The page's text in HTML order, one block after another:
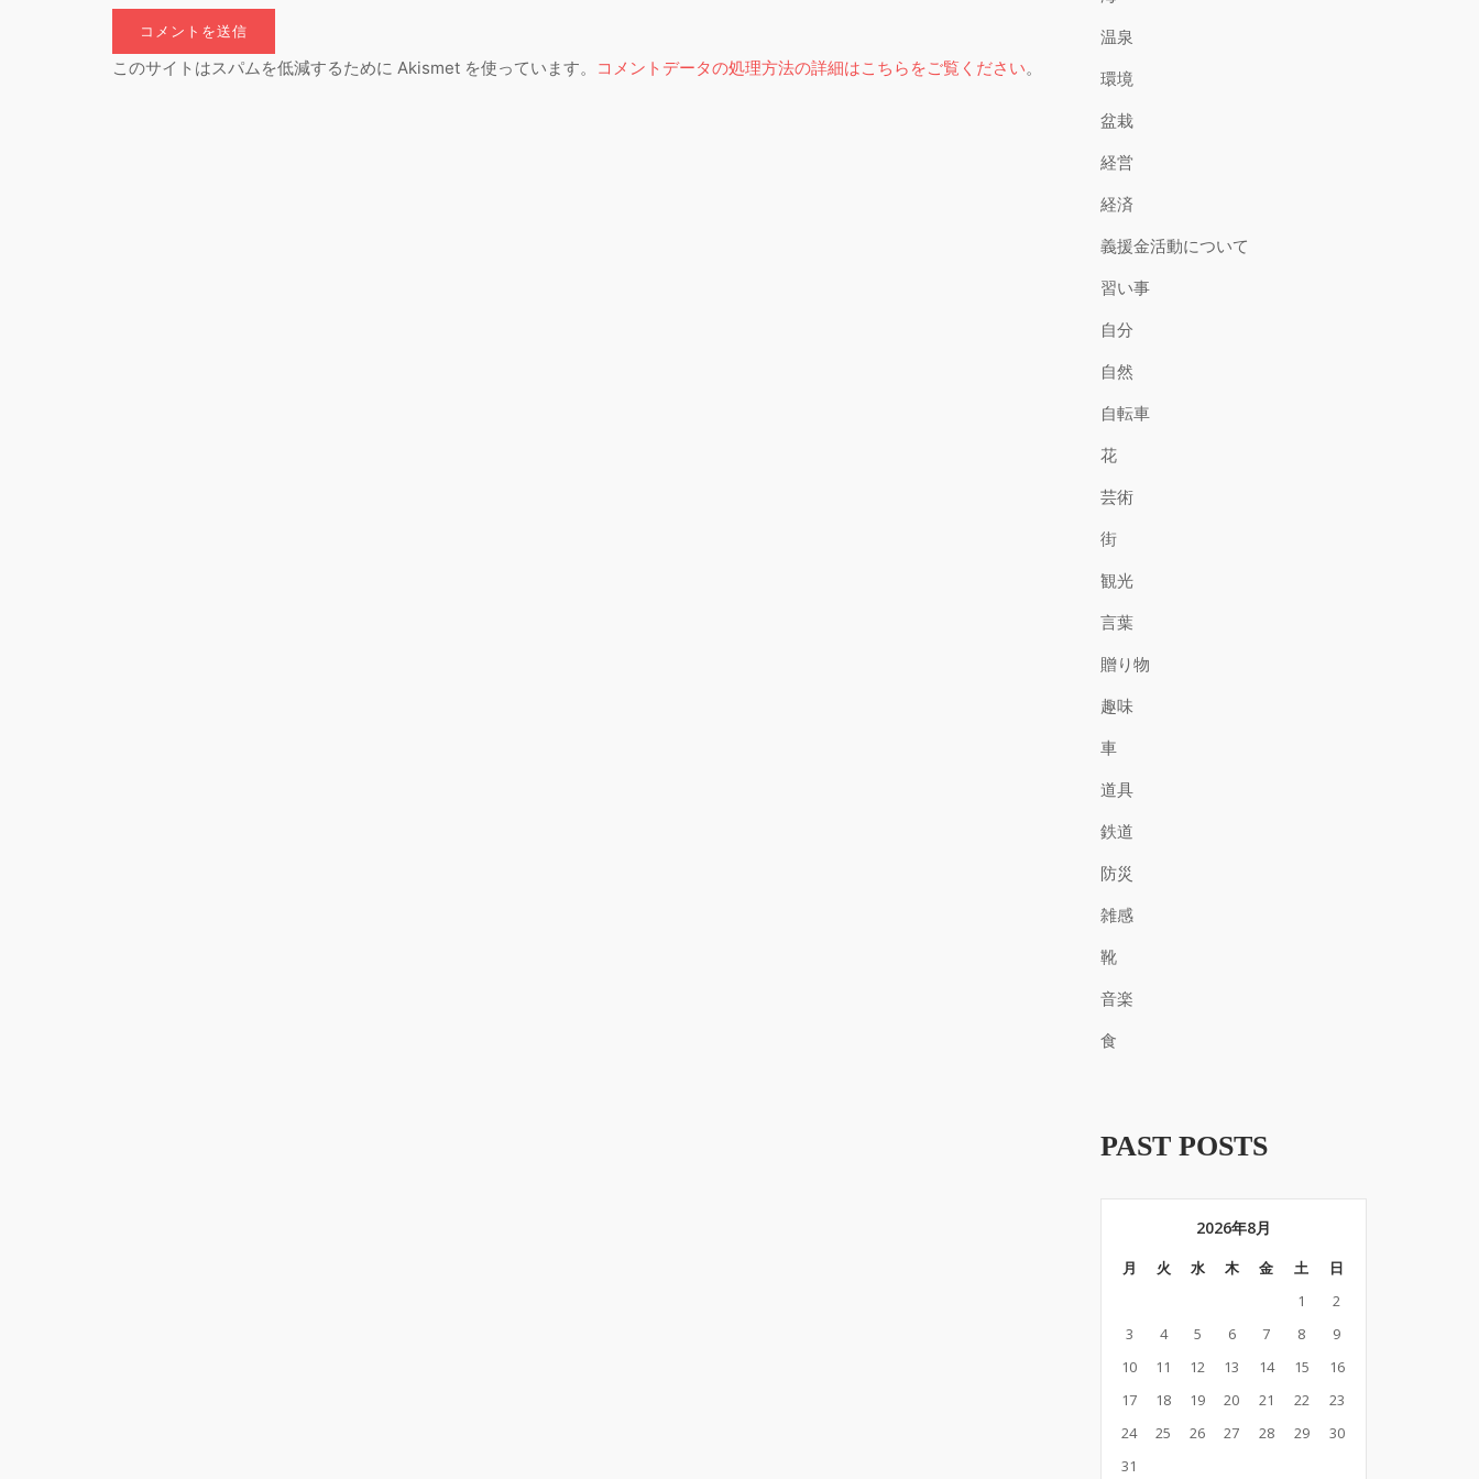
このサイトはスパムを低減するために Akismet を使っています。 コメントデータの処理方法の詳細はこちらをご覧ください。
温泉
環境
盆栽
経営
経済
義援金活動について
習い事
自分
自然
自転車
花
芸術
街
観光
言葉
贈り物
趣味
車
道具
鉄道
防災
雑感
靴
音楽
食
PAST POSTS
2026年8月
月 火 水 木 金 土
日
1
2
3
4 5 6 7 8
9
10
11 12 13 14 15
16
17
18 19 20 21 22
23
24
25 26 27 28 29
30
31